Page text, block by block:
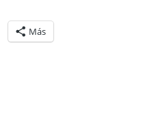
Más